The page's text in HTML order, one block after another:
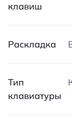
клавиш
Раскладка
Тип
клавиатуры